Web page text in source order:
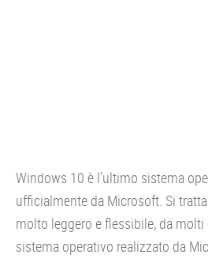
Windows 10 è l’ultimo sistema
ufficialmente da Microsoft. Si
molto leggero e flessibile, da
sistema operativo realizzato da